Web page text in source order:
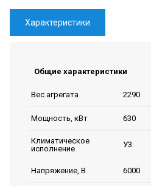
Характеристики
Общие характеристики
Вес агрегата 2290
Мощность, кВт 630
Климатическое
исполнение
У3
Напряжение, В 6000